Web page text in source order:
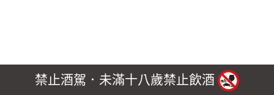
禁止酒駕．未滿十八歲禁止飲酒